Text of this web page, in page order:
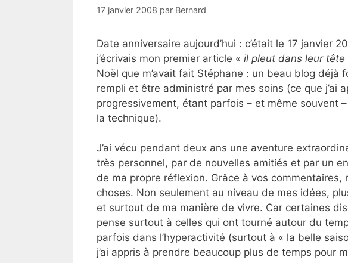
17 janvier 2008 par Bernard
Date anniversaire aujourd’hui : c’était le 17 janvier
j’écrivais mon premier article « il pleut dans leur tête
Noël que m’avait fait Stéphane : un beau blog déjà
rempli et être administré par mes soins (ce que j’ai
progressivement, étant parfois – et même souvent
la technique).
J’ai vécu pendant deux ans une aventure
très personnel, par de nouvelles amitiés et par un
de ma propre réflexion. Grâce à vos
choses. Non seulement au niveau de mes idées,
et surtout de ma manière de vivre. Car certaines
pense surtout à celles qui ont tourné autour du
parfois dans l’hyperactivité (surtout à « la belle
j’ai appris à prendre beaucoup plus de temps pour